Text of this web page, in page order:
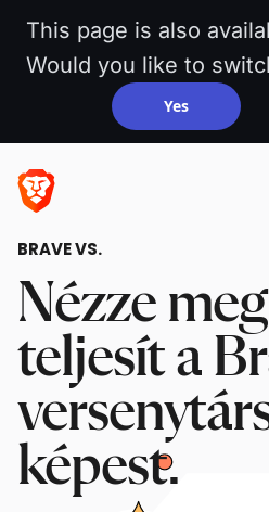
This page is also
Would you like to
Yes
BRAVE VS.
Nézze
teljesít a
képest.